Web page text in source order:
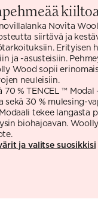
Novita
siirtävä ja
Erityisen
ja -asusteisiin.
Wood sopii
neuleisiin.
70 % TENCEL ™ Modal
sekä 30 % mulesing-
tekee langasta
biohajoavan.
ja valitse suosikkisi